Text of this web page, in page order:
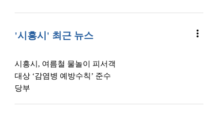
'시흥시' 최근 뉴스 more_vert
시흥시, 여름철 물놀이 피서객
대상 ‘감염병 예방수칙’ 준수
당부